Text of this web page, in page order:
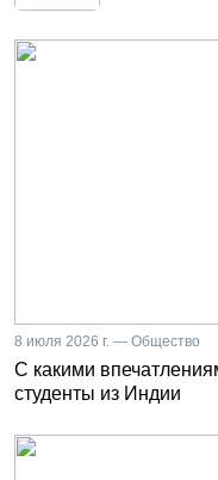
8 июля 2026 г. — Общество
С какими
студенты из Индии